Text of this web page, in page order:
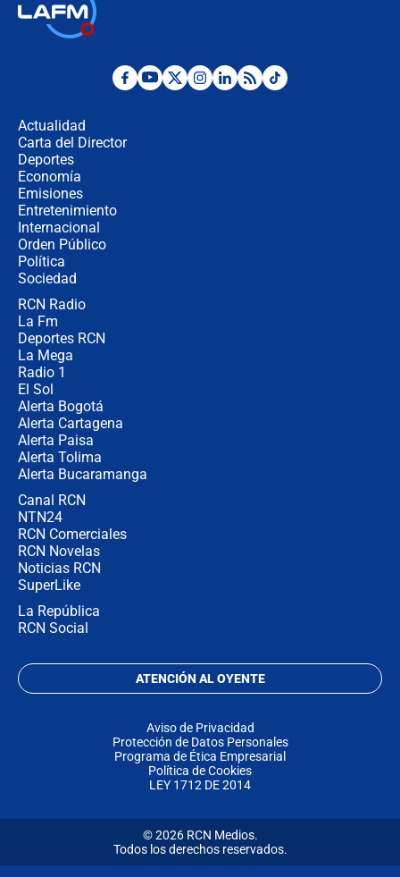
Desde dermatitis hasta infecciones:
Actualidad
Carta del Director
Deportes
Economía
Emisiones
Entretenimiento
Internacional
Orden Público
Política
Sociedad
RCN Radio
La Fm
Deportes RCN
La Mega
Radio 1
El Sol
Alerta Bogotá
Alerta Cartagena
Alerta Paisa
Alerta Tolima
Alerta Bucaramanga
Canal RCN
NTN24
RCN Comerciales
RCN Novelas
Noticias RCN
SuperLike
La República
RCN Social
ATENCIÓN AL OYENTE
Aviso de Privacidad
Protección de Datos Personales
Programa de Ética Empresarial
Política de Cookies
LEY 1712 DE 2014
© 2026 RCN Medios.
Todos los derechos reservados.